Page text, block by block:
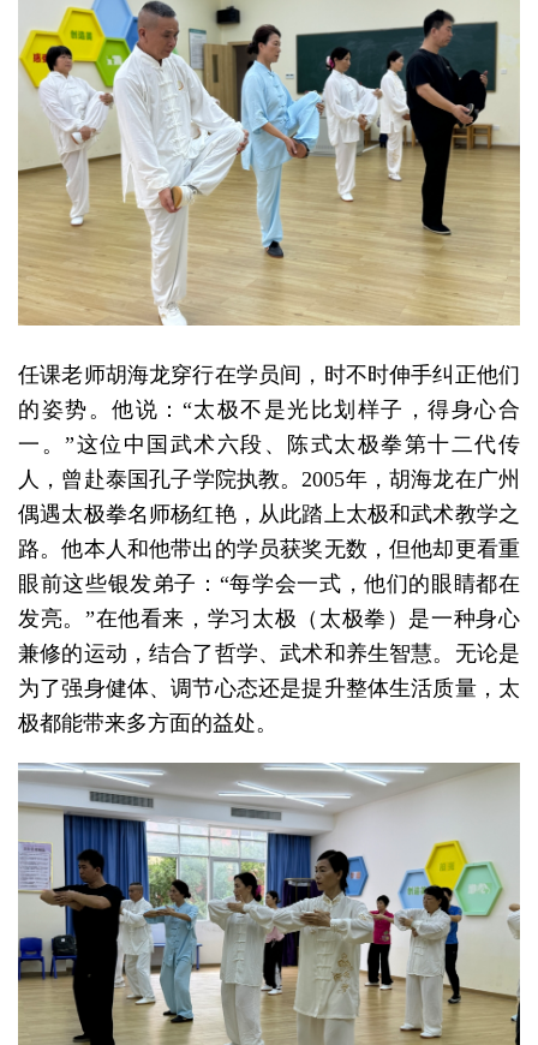
任课老师胡海龙穿行在学员间，时不时伸手纠正他们
的姿势。他说：“太极不是光比划样子，得身心合
一。”这位中国武术六段、陈式太极拳第十二代传
人，曾赴泰国孔子学院执教。2005年，胡海龙在广州
偶遇太极拳名师杨红艳，从此踏上太极和武术教学之
路。他本人和他带出的学员获奖无数，但他却更看重
眼前这些银发弟子：“每学会一式，他们的眼睛都在
发亮。”在他看来，学习太极（太极拳）是一种身心
兼修的运动，结合了哲学、武术和养生智慧。无论是
为了强身健体、调节心态还是提升整体生活质量，太
极都能带来多方面的益处。